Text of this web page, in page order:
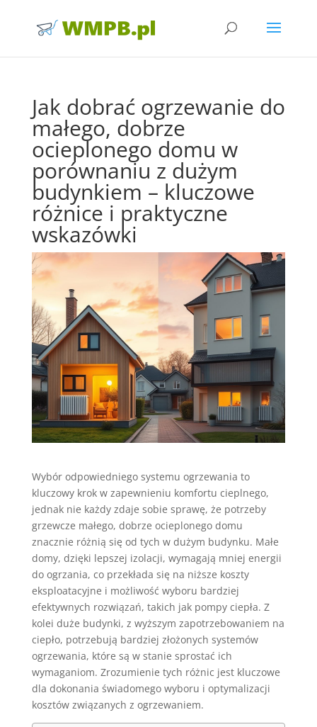
Jak dobrać ogrzewanie do
małego, dobrze
ocieplonego domu w
porównaniu z dużym
budynkiem – kluczowe
różnice i praktyczne
wskazówki
Wybór odpowiedniego systemu ogrzewania to
kluczowy krok w zapewnieniu komfortu cieplnego,
jednak nie każdy zdaje sobie sprawę, że potrzeby
grzewcze małego, dobrze ocieplonego domu
znacznie różnią się od tych w dużym budynku. Małe
domy, dzięki lepszej izolacji, wymagają mniej energii
do ogrzania, co przekłada się na niższe koszty
eksploatacyjne i możliwość wyboru bardziej
efektywnych rozwiązań, takich jak pompy ciepła. Z
kolei duże budynki, z wyższym zapotrzebowaniem na
ciepło, potrzebują bardziej złożonych systemów
ogrzewania, które są w stanie sprostać ich
wymaganiom. Zrozumienie tych różnic jest kluczowe
dla dokonania świadomego wyboru i optymalizacji
kosztów związanych z ogrzewaniem.